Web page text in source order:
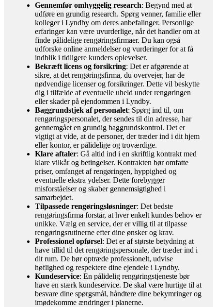
Gennemfør omhyggelig research: Begynd med at
udføre en grundig research. Spørg venner, familie eller
kolleger i Lyndby om deres anbefalinger. Personlige
erfaringer kan være uvurderlige, når det handler om at
finde pålidelige rengøringsfirmaer. Du kan også
udforske online anmeldelser og vurderinger for at få
indblik i tidligere kunders oplevelser.
Bekræft licens og forsikring: Det er afgørende at
sikre, at det rengøringsfirma, du overvejer, har de
nødvendige licenser og forsikringer. Dette vil beskytte
dig i tilfælde af eventuelle uheld under rengøringen
eller skader på ejendommen i Lyndby.
Baggrundstjek af personalet: Spørg ind til, om
rengøringspersonalet, der sendes til din adresse, har
gennemgået en grundig baggrundskontrol. Det er
vigtigt at vide, at de personer, der træder ind i dit hjem
eller kontor, er pålidelige og troværdige.
Klare aftaler: Gå altid ind i en skriftlig kontrakt med
klare vilkår og betingelser. Kontrakten bør omfatte
priser, omfanget af rengøringen, hyppighed og
eventuelle ekstra ydelser. Dette forebygger
misforståelser og skaber gennemsigtighed i
samarbejdet.
Tilpassede rengøringsløsninger: Det bedste
rengøringsfirma forstår, at hver enkelt kundes behov er
unikke. Vælg en service, der er villig til at tilpasse
rengøringsrutinerne efter dine ønsker og krav.
Professionel opførsel: Det er af største betydning at
have tillid til det rengøringspersonale, der træder ind i
dit rum. De bør optræde professionelt, udvise
høflighed og respektere dine ejendele i Lyndby.
Kundeservice: En pålidelig rengøringstjeneste bør
have en stærk kundeservice. De skal være hurtige til at
besvare dine spørgsmål, håndtere dine bekymringer og
imødekomme ændringer i planerne.